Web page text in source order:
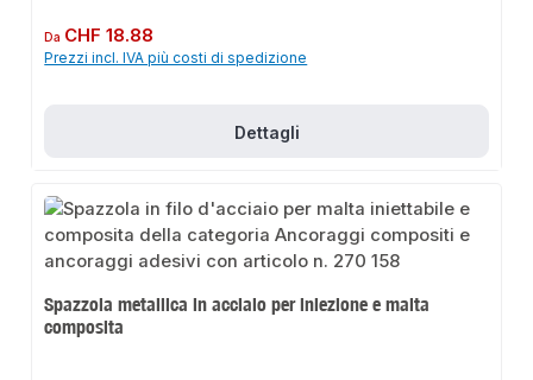
Prezzo normale:
Da CHF 18.88
Prezzi incl. IVA più costi di spedizione
Dettagli
Spazzola metallica in acciaio per iniezione e malta
composita